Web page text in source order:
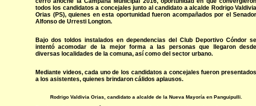
todos los candidatos a concejales junto al candidato a alcalde Rodrigo Valdivia
Orias (PS), quienes en esta oportunidad fueron acompañados por el Senador
Alfonso de Urresti Longton.
Bajo dos toldos instalados en dependencias del Club Deportivo Cóndor se
intentó acomodar de la mejor forma a las personas que llegaron desde
diversas localidades de la comuna, así como del sector urbano.
Mediante videos, cada uno de los candidatos a concejales fueron presentados
a los asistentes, quienes brindaron cálidos aplausos.
Rodrigo Valdivia Orias, candidato a alcalde de la Nueva Mayoría en Panguipulli.